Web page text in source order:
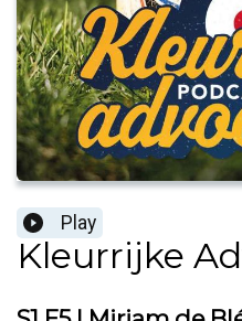
Play
Kleurrijke